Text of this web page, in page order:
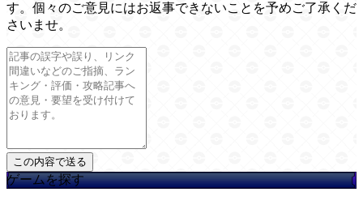
す。個々のご意見にはお返事できないことを予めご了承くだ
さいませ。
ゲームを探す